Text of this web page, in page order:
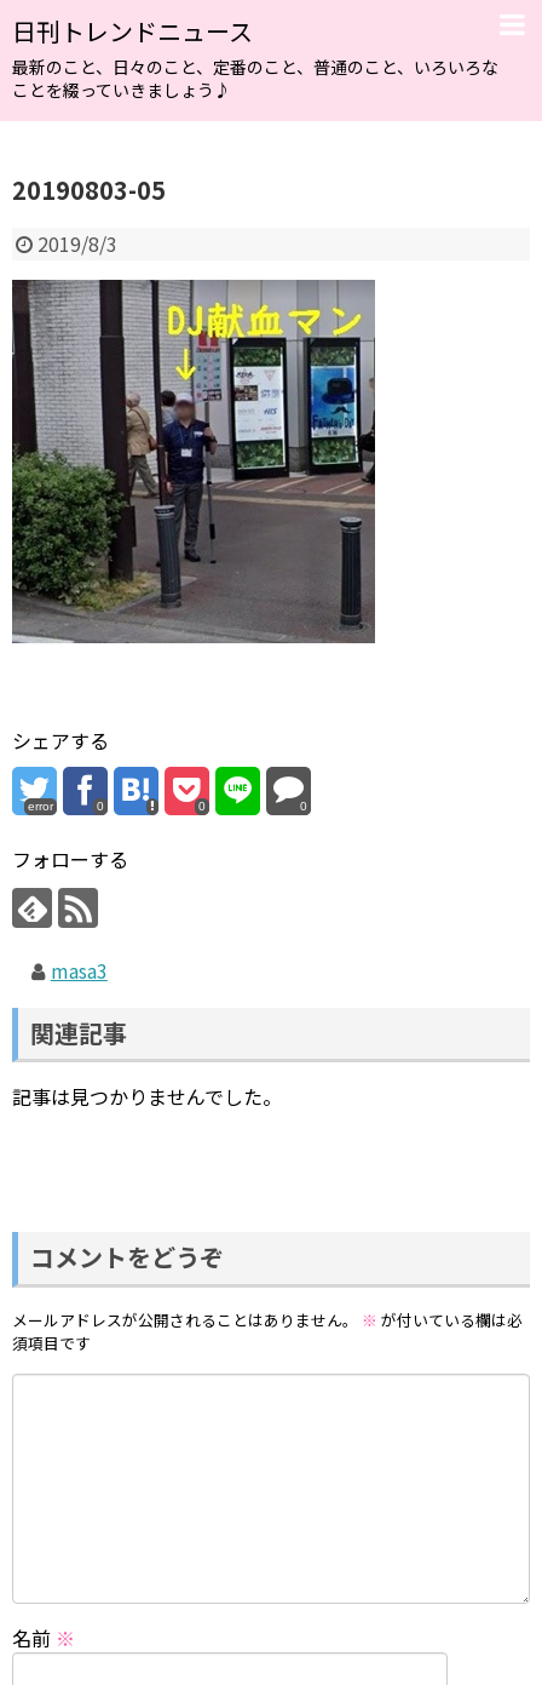
日刊トレンドニュース
最新のこと、日々のこと、定番のこと、普通のこと、いろいろな
ことを綴っていきましょう♪
20190803-05
2019/8/3
シェアする
error 0 0 0
フォローする
masa3
関連記事
記事は見つかりませんでした。
コメントをどうぞ
メールアドレスが公開されることはありません。 ※ が付いている欄は必
須項目です
名前 ※